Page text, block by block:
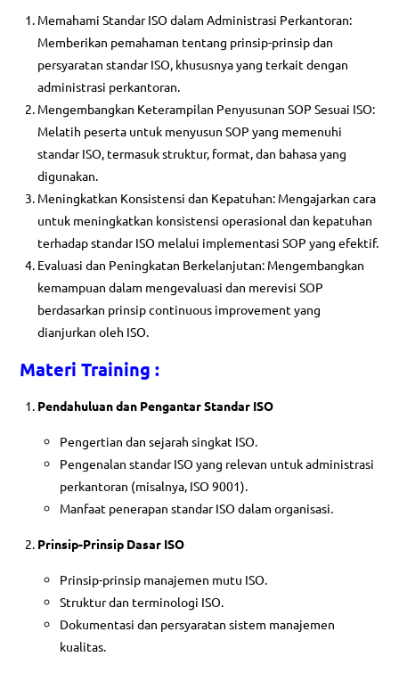
Memahami Standar ISO dalam Administrasi Perkantoran:
Memberikan pemahaman tentang prinsip-prinsip dan
persyaratan standar ISO, khususnya yang terkait dengan
administrasi perkantoran.
Mengembangkan Keterampilan Penyusunan SOP Sesuai ISO:
Melatih peserta untuk menyusun SOP yang memenuhi
standar ISO, termasuk struktur, format, dan bahasa yang
digunakan.
Meningkatkan Konsistensi dan Kepatuhan: Mengajarkan cara
untuk meningkatkan konsistensi operasional dan kepatuhan
terhadap standar ISO melalui implementasi SOP yang efektif.
Evaluasi dan Peningkatan Berkelanjutan: Mengembangkan
kemampuan dalam mengevaluasi dan merevisi SOP
berdasarkan prinsip continuous improvement yang
dianjurkan oleh ISO.
Materi Training :
Pendahuluan dan Pengantar Standar ISO
Pengertian dan sejarah singkat ISO.
Pengenalan standar ISO yang relevan untuk administrasi
perkantoran (misalnya, ISO 9001).
Manfaat penerapan standar ISO dalam organisasi.
Prinsip-Prinsip Dasar ISO
Prinsip-prinsip manajemen mutu ISO.
Struktur dan terminologi ISO.
Dokumentasi dan persyaratan sistem manajemen
kualitas.